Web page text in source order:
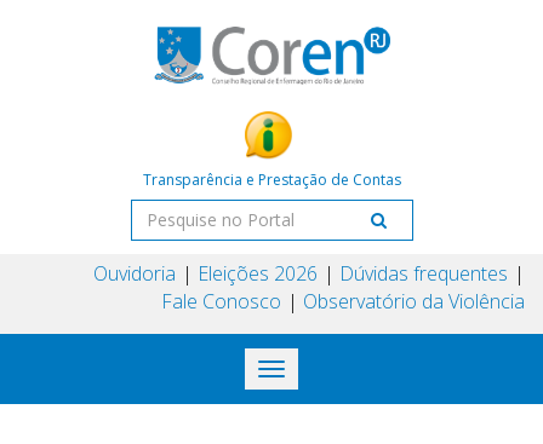
Transparência e Prestação de Contas
Ouvidoria Eleições 2026
Dúvidas frequentes
Fale Conosco
Observatório da Violência
Toggle
navigation